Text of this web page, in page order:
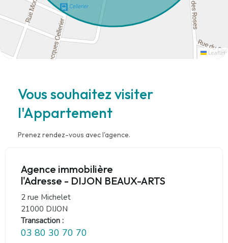
Leaflet
Vous souhaitez visiter
l'Appartement
Prenez rendez-vous avec l'agence.
Agence immobilière
l'Adresse - DIJON BEAUX-ARTS
2 rue Michelet
21000 DIJON
Transaction :
03 80 30 70 70